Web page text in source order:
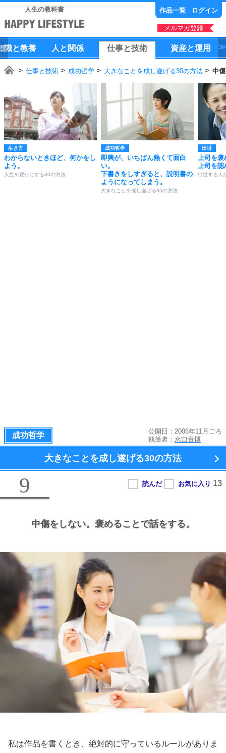
人生の教科書 作品一覧 ログイン
メルマガ登録
識と教養 人 と 関係 仕事と技術 資産と運用
仕事と技術 成功哲学 大きなことを成し遂げる30の方法 中
生き方
わからないときほど、何かをし
よう。
人生を豊かにする30の方法
成功哲学
即興が、いちばん熱くて面白
い。
下書きをしすぎると、説明書の
ようになってしまう。
大きなことを成し遂げる30の方法
出世
上司を褒
上司を認
出世する人
成功哲学
公開日：2006年11月ごろ
執筆者： 水口貴博
大きなことを成し遂げる30の方法
9
中傷をしない。 褒めることで話をする。
私は作品を書くとき、絶対的に守っているルールがありま